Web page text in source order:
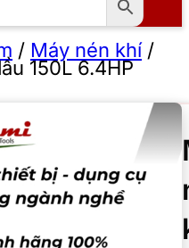
/ Máy nén khí/
150L 6.4HP